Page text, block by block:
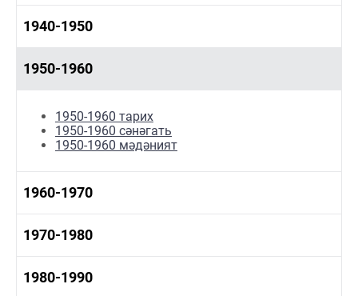
1920-1930 мәдәният
1930-1940 тарих
1940-1950
1940-1950 тарих
1940-1950 мәдәният
1940-1950 наука
1950-1960
1950-1960 тарих
1950-1960 сәнәгать
1950-1960 мәдәният
1960-1970
1960-1970 тарих
1960-1970 мәдәният
1970-1980
1970-1980 тарих
1980-1990